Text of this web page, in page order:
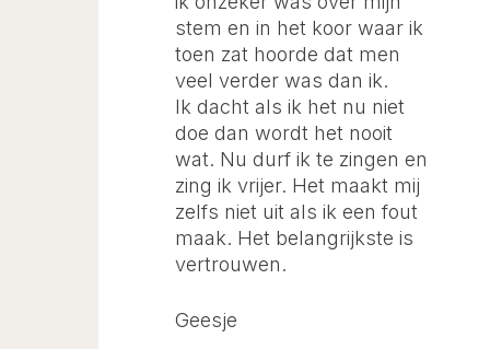
stem en in het koor waar ik
toen zat hoorde dat men
veel verder was dan ik.
Ik dacht als ik het nu niet
doe dan wordt het nooit
wat. Nu durf ik te zingen en
zing ik vrijer. Het maakt mij
zelfs niet uit als ik een fout
maak. Het belangrijkste is
vertrouwen.
Geesje